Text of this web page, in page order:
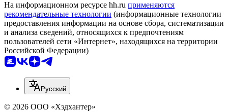
На информационном ресурсе hh.ru применяются
рекомендательные технологии (информационные технологии
предоставления информации на основе сбора, систематизации
и анализа сведений, относящихся к предпочтениям
пользователей сети «Интернет», находящихся на территории
Российской Федерации)
Русский
© 2026 ООО «Хэдхантер»